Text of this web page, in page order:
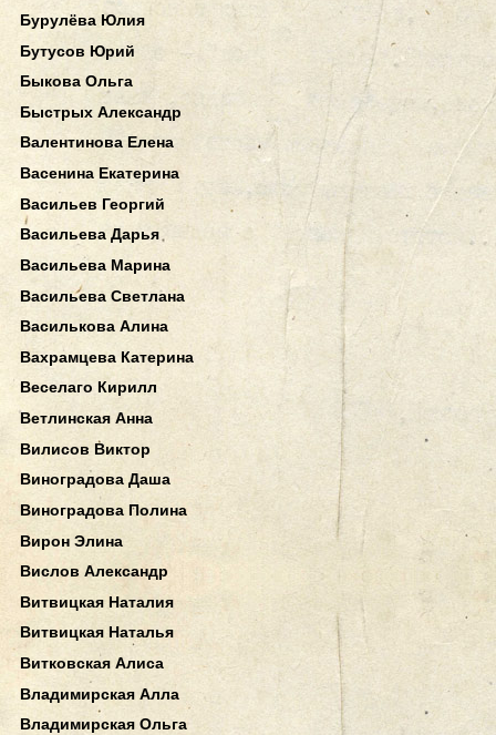
Бурулёва Юлия
Бутусов Юрий
Быкова Ольга
Быстрых Александр
Валентинова Елена
Васенина Екатерина
Васильев Георгий
Васильева Дарья
Васильева Марина
Васильева Светлана
Василькова Алина
Вахрамцева Катерина
Веселаго Кирилл
Ветлинская Анна
Вилисов Виктор
Виноградова Даша
Виноградова Полина
Вирон Элина
Вислов Александр
Витвицкая Наталия
Витвицкая Наталья
Витковская Алиса
Владимирская Алла
Владимирская Ольга